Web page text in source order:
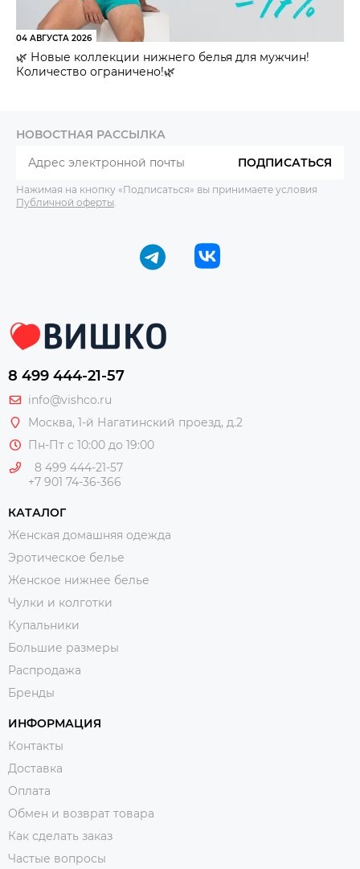
04 АВГУСТА 2026
🌿 Новые коллекции нижнего белья для мужчин!
Количество ограничено!🌿
НОВОСТНАЯ РАССЫЛКА
ПОДПИСАТЬСЯ
Нажимая на кнопку «Подписаться» вы принимаете условия
Публичной оферты
8 499 444-21-57
info@vishco.ru
Москва, 1-й Нагатинский проезд, д.2
Пн-Пт с 10:00 до 19:00
8 499 444-21-57
+7 901 74-36-366
КАТАЛОГ
Женская домашняя одежда
Эротическое белье
Женское нижнее белье
Чулки и колготки
Купальники
Большие размеры
Распродажа
Бренды
ИНФОРМАЦИЯ
Контакты
Доставка
Оплата
Обмен и возврат товара
Как сделать заказ
Частые вопросы